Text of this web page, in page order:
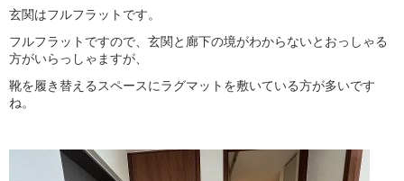
玄関はフルフラットです。
フルフラットですので、玄関と廊下の境がわからないとおっしゃる
方がいらっしゃますが、
靴を履き替えるスペースにラグマットを敷いている方が多いです
ね。